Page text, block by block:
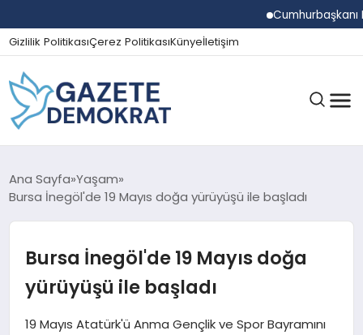
Cumhurbaşkanı
Gizlilik PolitikasıÇerez PolitikasıKünyeİletişim
GÜNDEM
SPOR
Ana Sayfa Yaşam
Bursa İnegöl'de 19 Mayıs doğa yürüyüşü ile başladı
Bursa İnegöl'de 19 Mayıs doğa
yürüyüşü ile başladı
19 Mayıs Atatürk'ü Anma Gençlik ve Spor Bayramını